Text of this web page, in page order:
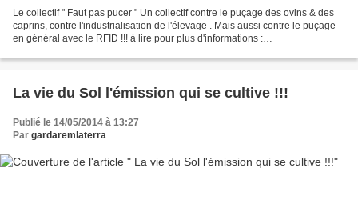
Le collectif " Faut pas pucer " Un collectif contre le puçage des ovins & des
caprins, contre l'industrialisation de l'élevage . Mais aussi contre le puçage
en général avec le RFID !!! à lire pour plus d'informations :
La vie du Sol l'émission qui se cultive !!!
Publié le 14/05/2014 à 13:27
Par gardaremlaterra